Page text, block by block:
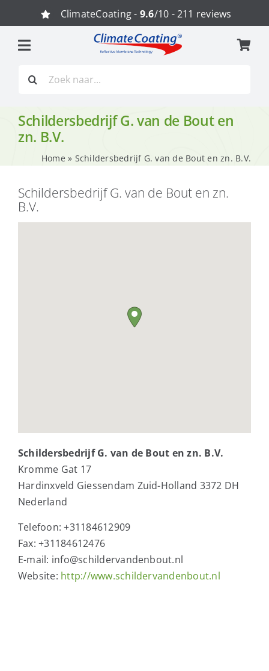
naar
inhoud
ClimateCoating - 9.6/10 - 211 reviews
naar:
Schildersbedrijf G. van de Bout en
zn. B.V.
Home » Schildersbedrijf G. van de Bout en zn. B.V.
Schildersbedrijf G. van de Bout en zn.
B.V.
Schildersbedrijf G. van de Bout en zn. B.V.
Kromme Gat 17
Hardinxveld Giessendam Zuid-Holland 3372 DH
Nederland
Telefoon:+31184612909
Fax:+31184612476
E-mail: info@schildervandenbout.nl
Website: http://www.schildervandenbout.nl